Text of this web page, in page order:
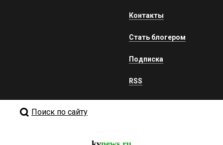
Контакты
Стать блогером
Подписка
RSS
Поиск по сайту